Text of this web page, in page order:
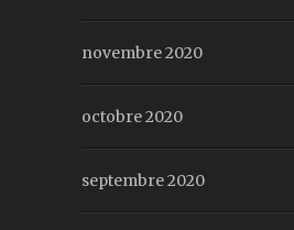
novembre 2020
octobre 2020
septembre 2020